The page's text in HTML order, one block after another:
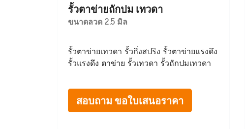
รั้วตาข่ายถักปม เทวดา
ขนาดลวด 2.5 มิล
รั้วตาข่ายเทวดา รั้วกึ่งสปริง รั้วตาข่ายแรงดึง
รั้วแรงดึง ตาข่าย รั้วเทวดา รั้วถักปมเทวดา
สอบถาม ขอใบเสนอราคา